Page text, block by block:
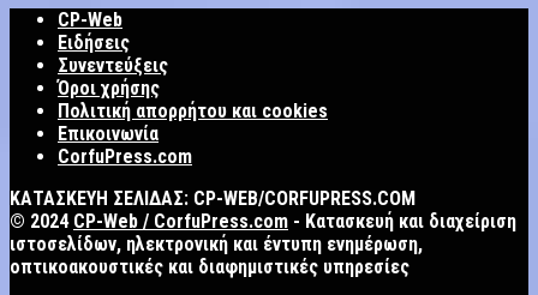
CP-Web
Ειδήσεις
Συνεντεύξεις
Όροι χρήσης
Πολιτική απορρήτου και cookies
Επικοινωνία
CorfuPress.com
ΚΑΤΑΣΚΕΥΗ ΣΕΛΙΔΑΣ: CP-WEB/CORFUPRESS.COM
© 2024 CP-Web / CorfuPress.com - Κατασκευή και διαχείριση
ιστοσελίδων, ηλεκτρονική και έντυπη ενημέρωση,
οπτικοακουστικές και διαφημιστικές υπηρεσίες